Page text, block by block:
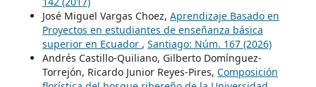
José Miguel Vargas Choez, Aprendizaje Basado en
Proyectos en estudiantes de enseñanza básica
superior en Ecuador , Santiago: Núm. 167 (2026)
Andrés Castillo-Quiliano, Gilberto Domínguez-
Torrejón, Ricardo Junior Reyes-Pires, Composición